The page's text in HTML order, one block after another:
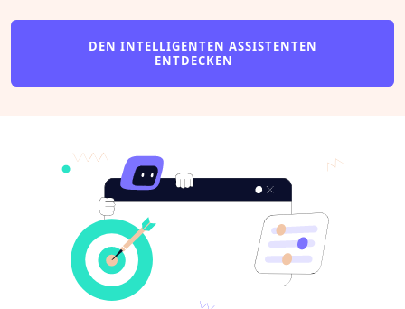
DEN INTELLIGENTEN ASSISTENTEN
ENTDECKEN